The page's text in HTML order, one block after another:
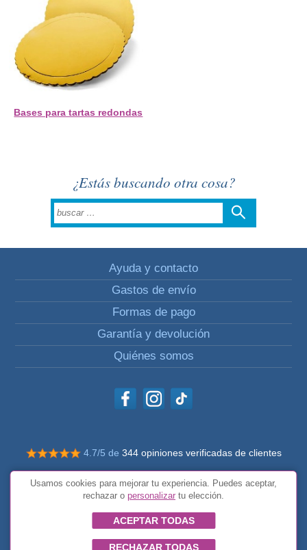
Bases para tartas redondas
¿Estás buscando otra cosa?
Ayuda y contacto
Gastos de envío
Formas de pago
Garantía y devolución
Quiénes somos
4.7/5 de 344 opiniones verificadas de clientes
© Todos los derechos reservados Impulsivos
Condiciones generales
Usamos cookies para mejorar tu experiencia. Puedes aceptar,
rechazar o personalizar tu elección.
ACEPTAR TODAS
RECHAZAR TODAS